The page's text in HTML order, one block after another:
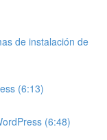
de instalación de
(6:13)
(6:48)